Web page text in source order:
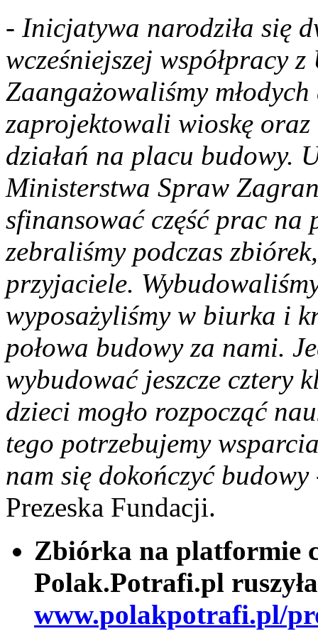
- Inicjatywa narodziła się
wcześniejszej współpracy
Zaangażowaliśmy
zaprojektowali wioskę
działań na placu budowy.
Ministerstwa Spraw
sfinansować część prac na
zebraliśmy podczas
przyjaciele.
wyposażyliśmy w biurka i
połowa budowy za nami.
wybudować jeszcze cztery
dzieci mogło rozpocząć
tego potrzebujemy
nam się dokończyć budowy
Prezeska Fundacji.
Zbiórka na platformie
Polak.Potrafi.pl
www.polakpotrafi.pl/